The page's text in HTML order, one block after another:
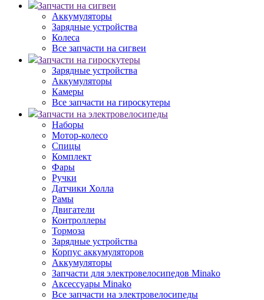
Запчасти на сигвеи
Аккумуляторы
Зарядные устройства
Колеса
Все запчасти на сигвеи
Запчасти на гироскутеры
Зарядные устройства
Аккумуляторы
Камеры
Все запчасти на гироскутеры
Запчасти на электровелосипеды
Наборы
Мотор-колесо
Спицы
Комплект
Фары
Ручки
Датчики Холла
Рамы
Двигатели
Контроллеры
Тормоза
Зарядные устройства
Корпус аккумуляторов
Аккумуляторы
Запчасти для электровелосипедов Minako
Аксессуары Minako
Все запчасти на электровелосипеды